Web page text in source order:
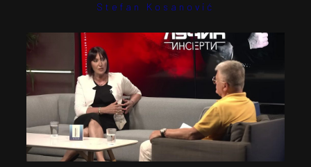
Stefan Kosanović